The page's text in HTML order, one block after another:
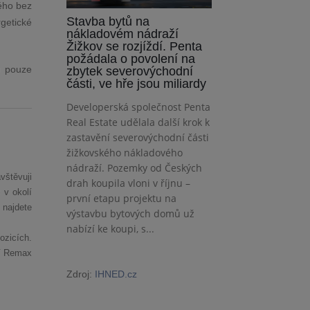
bez
pouze
v okolí
Remax
Stavba bytů na
nákladovém nádraží
Žižkov se rozjíždí. Penta
požádala o povolení na
zbytek severovýchodní
části, ve hře jsou miliardy
Developerská společnost Penta
Real Estate udělala další krok k
zastavění severovýchodní části
žižkovského nákladového
nádraží. Pozemky od Českých
drah koupila vloni v říjnu –
první etapu projektu na
výstavbu bytových domů už
nabízí ke koupi, s...
Zdroj: IHNED.cz